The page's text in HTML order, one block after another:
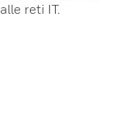
reti IT.